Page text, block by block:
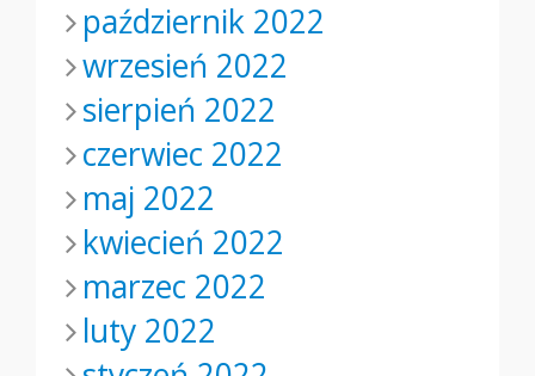
październik 2022
wrzesień 2022
sierpień 2022
czerwiec 2022
maj 2022
kwiecień 2022
marzec 2022
luty 2022